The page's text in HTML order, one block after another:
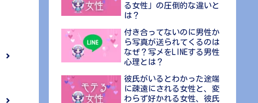
る女性」の圧倒的な違いと
は？
付き合ってないのに男性か
ら写真が送られてくるのは
なぜ？写メをLINEする男性
心理とは？
彼氏がいるとわかった途端
に疎遠にされる女性と、変
わらず好かれる女性、彼氏